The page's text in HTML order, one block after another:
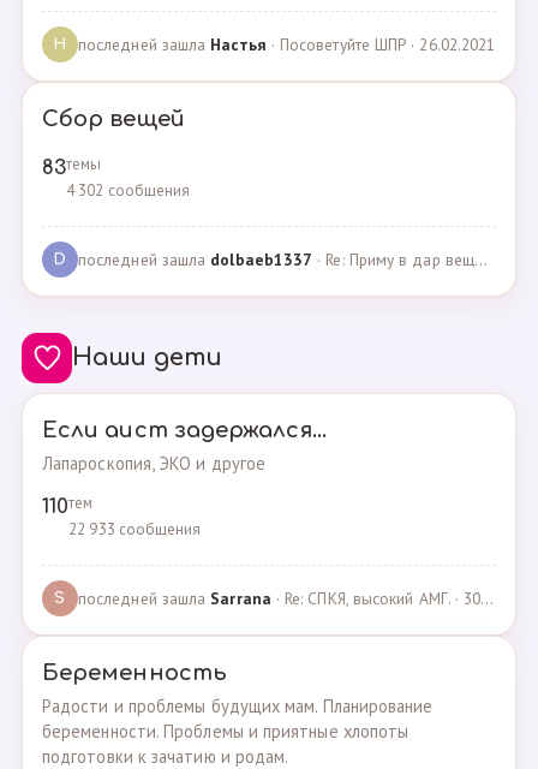
Н последней зашла Настья · Посоветуйте ШПР · 26.02.2021
Сбор вещей
83темы
4 302 сообщения
D последней зашла dolbaeb1337 · Re: Приму в дар вещи на новорождённую девочку · 13.12.2024
Наши дети
Если аист задержался...
Лапароскопия, ЭКО и другое
110тем
22 933 сообщения
S последней зашла Sarrana · Re: СПКЯ, высокий АМГ. · 30.04.2025
Беременность
Радости и проблемы будущих мам. Планирование
беременности. Проблемы и приятные хлопоты
подготовки к зачатию и родам.